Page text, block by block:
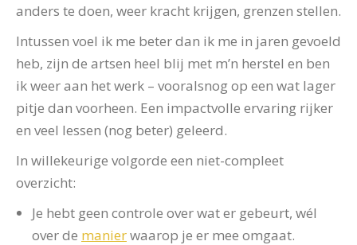
anders te doen, weer kracht krijgen, grenzen stellen.
Intussen voel ik me beter dan ik me in jaren gevoeld
heb, zijn de artsen heel blij met m’n herstel en ben
ik weer aan het werk – vooralsnog op een wat lager
pitje dan voorheen. Een impactvolle ervaring rijker
en veel lessen (nog beter) geleerd.
In willekeurige volgorde een niet-compleet
overzicht:
Je hebt geen controle over wat er gebeurt, wél
over de manierwaarop je er mee omgaat.